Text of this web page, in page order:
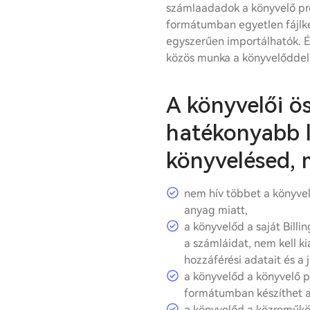
számlaadadok a könyvelő
formátumban egyetlen
egyszerűen importálhatók.
közös munka a
A könyvelői
hatékonyabb
könyvelésed,
nem hív többet a
anyag miatt,
a könyvelőd a saját
a számláidat, nem kell
hozzáférési adatait és a
a könyvelőd a könyvelő
formátumban készíthet